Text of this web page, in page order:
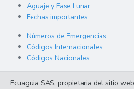
Aguaje y Fase Lunar
Fechas importantes
Números de Emergencias
Códigos Internacionales
Códigos Nacionales
Ecuaguia SAS, propietaria del sitio web